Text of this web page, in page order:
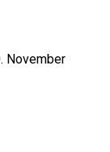
November